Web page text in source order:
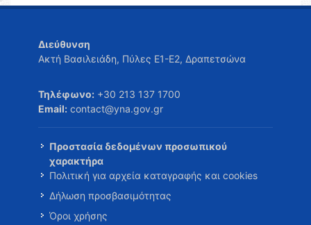
Διεύθυνση
Ακτή Βασιλειάδη, Πύλες Ε1-Ε2, Δραπετσώνα
Τηλέφωνο: +30 213 137 1700
Email: contact@yna.gov.gr
Προστασία δεδομένων προσωπικού
χαρακτήρα
Πολιτική για αρχεία καταγραφής και cookies
Δήλωση προσβασιμότητας
Όροι χρήσης